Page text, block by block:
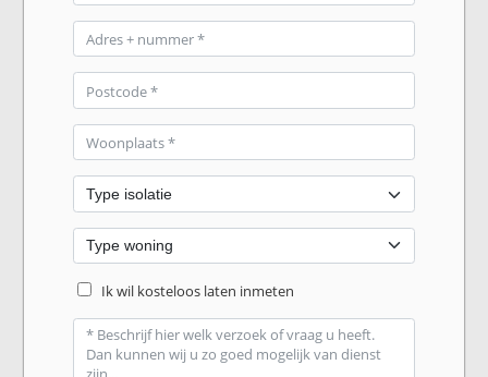
Ik wil kosteloos laten inmeten